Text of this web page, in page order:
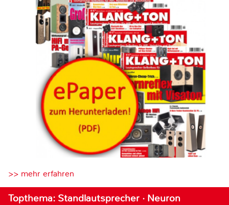
>> mehr erfahren
Topthema: Standlautsprecher · Neuron